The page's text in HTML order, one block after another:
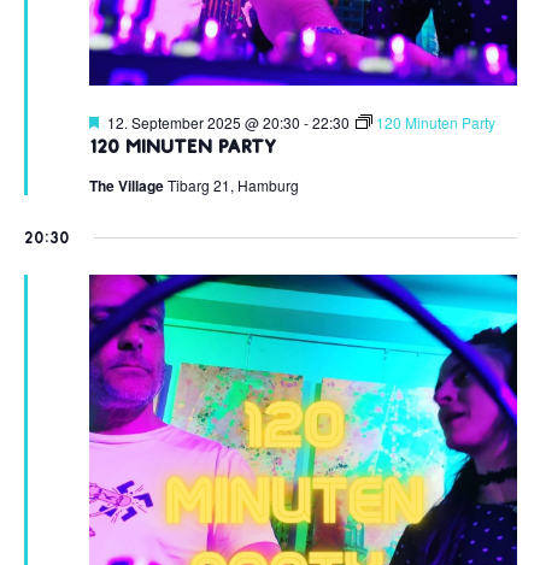
120 Minuten Party
Hervorgehoben
12. September 2025 @ 20:30 -22:30 120 Minuten Party
The VillageTibarg 21, Hamburg
20:30